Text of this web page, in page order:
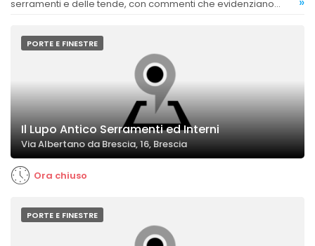
serramenti e delle tende, con commenti che evidenziano
PORTE E FINESTRE
Il Lupo Antico Serramenti ed Interni
Via Albertano da Brescia, 16, Brescia
Ora chiuso
PORTE E FINESTRE